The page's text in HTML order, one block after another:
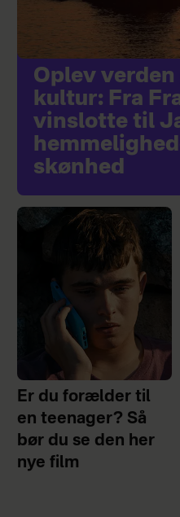
Oplev verden
kultur: Fra
vinslotte til
skønhed
Er du forælder til
en teenager? Så
bør du se den her
nye film